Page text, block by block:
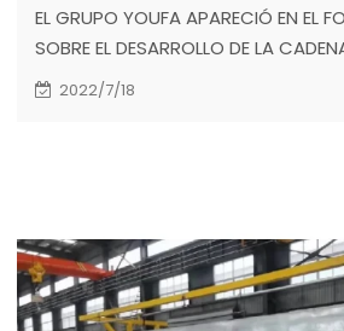
EL GRUPO YOUFA APARECIÓ EN EL
SOBRE EL DESARROLLO DE LA
ESTRUCTURA DE ACERO EN EL
2022/7/18